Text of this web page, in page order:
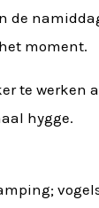
de
moment.
te werken
hygge.